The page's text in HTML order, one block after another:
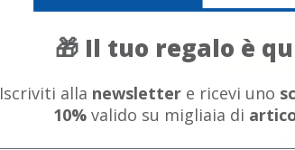
🎁 Il tuo regalo è
Iscriviti alla newsletter e ricevi uno
10%valido su migliaia di